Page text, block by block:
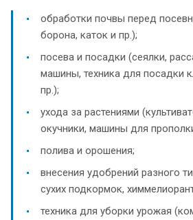
обработки почвы перед
борона, каток и пр.);
посева и посадки (сеялки,
машины, техника для посадки
пр.);
ухода за растениями
окучники, машины для
полива и орошения;
внесения удобрений разного
сухих подкормок,
техника для уборки урожая